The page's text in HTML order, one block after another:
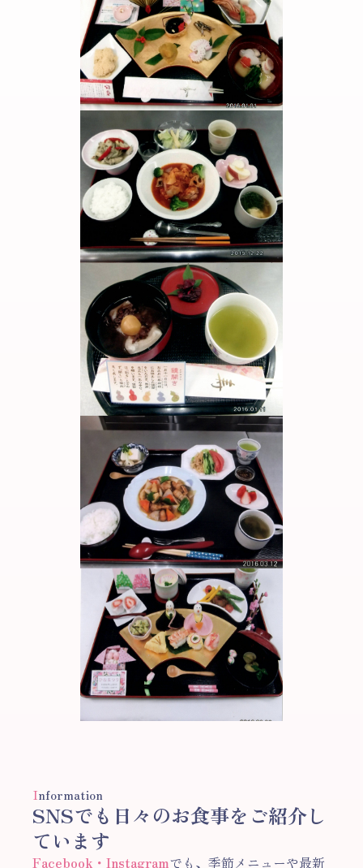
Information
SNSでも日々のお食事をご紹介し
ています
Facebook・Instagramでも、季節メニューや最新